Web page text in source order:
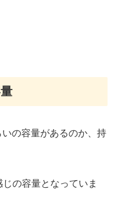
の容量があるのか、持
の容量となっていま